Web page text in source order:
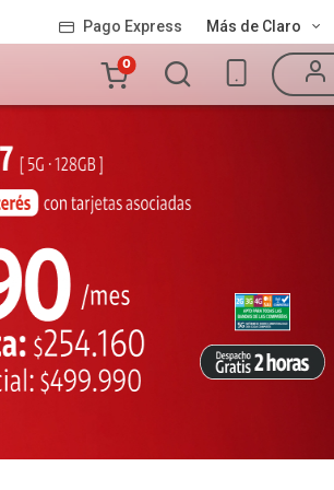
Pago Express Más de Claro
Carro
la
0